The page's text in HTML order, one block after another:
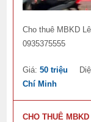
Cho thuê MBKD
0935375555
Giá:50 triệu
Chí Minh
CHO THUÊ